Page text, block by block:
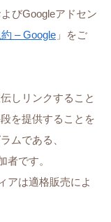
びGoogleアドセン
– Google 」をご
しリンクすること
を提供することを
ムである、
者です。
アは適格販売によ